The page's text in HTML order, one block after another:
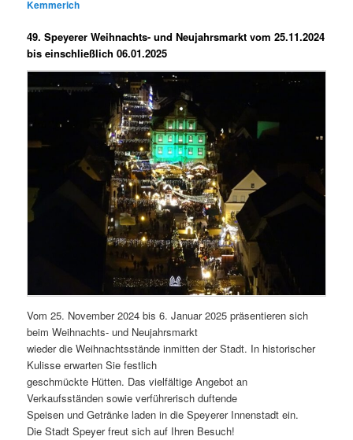
Kemmerich
49. Speyerer Weihnachts- und Neujahrsmarkt vom 25.11.2024
bis einschließlich 06.01.2025
Vom 25. November 2024 bis 6. Januar 2025 präsentieren sich
beim Weihnachts- und Neujahrsmarkt
wieder die Weihnachtsstände inmitten der Stadt. In historischer
Kulisse erwarten Sie festlich
geschmückte Hütten. Das vielfältige Angebot an
Verkaufsständen sowie verführerisch duftende
Speisen und Getränke laden in die Speyerer Innenstadt ein.
Die Stadt Speyer freut sich auf Ihren Besuch!